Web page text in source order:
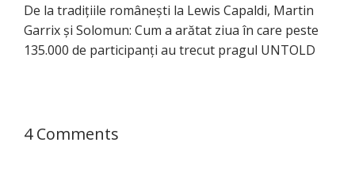
De la tradițiile românești la Lewis Capaldi, Martin
Garrix și Solomun: Cum a arătat ziua în care peste
135.000 de participanți au trecut pragul UNTOLD
4 Comments